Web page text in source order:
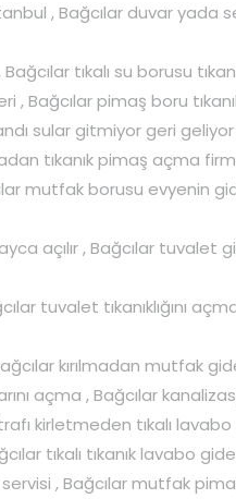
, Bağcılar duvar yada
tıkalı su borusu
Bağcılar pimaş boru
sular gitmiyor geri
tıkanık pimaş açma
mutfak borusu evyenin
açılır , Bağcılar tuvalet
tuvalet tıkanıklığını
kırılmadan mutfak
açma , Bağcılar
kirletmeden tıkalı
tıkalı tıkanık lavabo
, Bağcılar mutfak